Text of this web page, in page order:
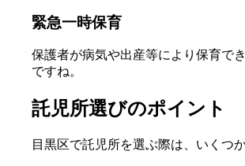
緊急一時保育
保護者が病気や出産等により保育で
ですね。
託児所選びのポイント
目黒区で託児所を選ぶ際は、いくつ